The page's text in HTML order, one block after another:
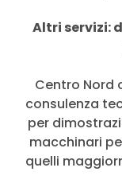
Altri servizi:
Centro Nord
consulenza
per
macchinari
quelli